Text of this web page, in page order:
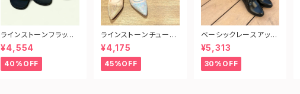
ラインストーンフラット
サンダル
¥4,554
40%OFF
ラインストーンチュール
ヒールパンプス
¥4,175
45%OFF
ベーシックレースアップ
シューズ
¥5,313
30%OFF